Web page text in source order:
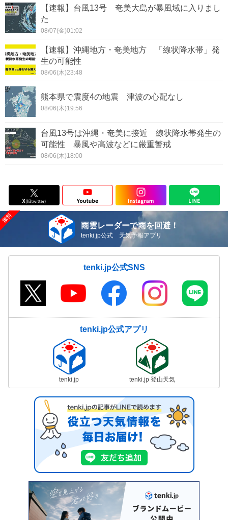
【速報】台風13号 奄美大島が暴風域に入りまし
た
08/07(金)01:02
【速報】沖縄地方・奄美地方 「線状降水帯」発
生の可能性
08/06(木)23:48
熊本県で震度4の地震 津波の心配なし
08/06(木)19:56
台風13号は沖縄・奄美に接近 線状降水帯発生の
可能性 暴風や高波などに厳重警戒
08/06(木)18:00
雨雲レーダーで雨を回避！
tenki.jp公式 天気予報アプリ
tenki.jp公式SNS
tenki.jp公式アプリ
tenki.jp tenki.jp 登山天気